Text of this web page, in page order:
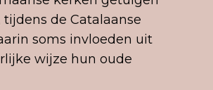
de Catalaanse
soms invloeden uit
wijze hun oude